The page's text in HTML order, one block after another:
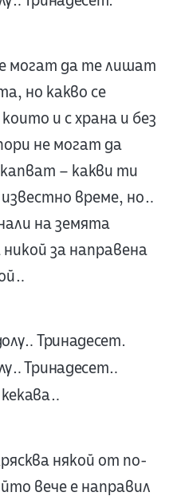
могат да те лишат
но какво се
и с храна и без
не могат да
– какви ти
време, но…
на земята
за направена
Тринадесет.
Тринадесет…
някой от по-
вече е направил